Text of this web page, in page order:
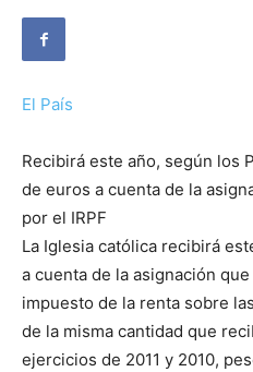
El País
Recibirá este año, según los
de euros a cuenta de la
por el IRPF
La Iglesia católica recibirá
a cuenta de la asignación
impuesto de la renta sobre
de la misma cantidad que
ejercicios de 2011 y 2010,